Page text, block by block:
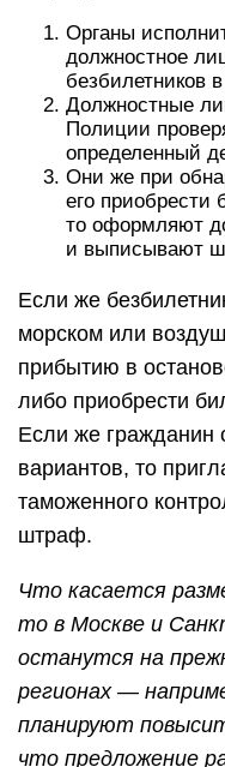
Органы
должностное
безбилетников
Должностные
Полиции
определенный
Они же при
его приобрести
то оформляют
и выписывают
Если же
морском или
прибытию в
либо приобрести
Если же гражданин
вариантов, то
таможенного
штраф.
Что касается
то в Москве и
останутся на
регионах —
планируют
что предложение